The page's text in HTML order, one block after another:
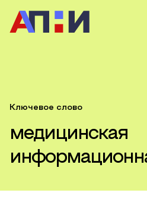
Ключевое слово
медицинская